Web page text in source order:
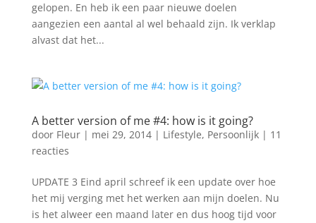
gelopen. En heb ik een paar nieuwe doelen
aangezien een aantal al wel behaald zijn. Ik verklap
alvast dat het...
A better version of me #4: how is it going?
door Fleur| mei 29, 2014| Lifestyle, Persoonlijk| 11
reacties
UPDATE 3 Eind april schreef ik een update over hoe
het mij verging met het werken aan mijn doelen. Nu
is het alweer een maand later en dus hoog tijd voor